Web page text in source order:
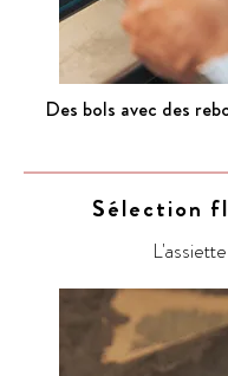
Des bols avec des
Sélection
L'assiette